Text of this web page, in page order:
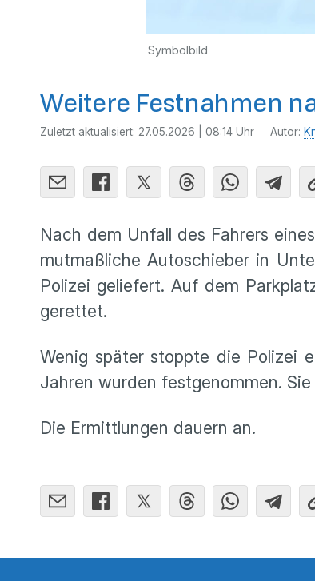
Symbolbild
Weitere Festnahmen
Zuletzt aktualisiert: 27.05.2026 | 08:14 Uhr Autor:
Nach dem Unfall des Fahrers
mutmaßliche Autoschieber in
Polizei geliefert. Auf dem
gerettet.
Wenig später stoppte die Polizei
Jahren wurden festgenommen.
Die Ermittlungen dauern an.